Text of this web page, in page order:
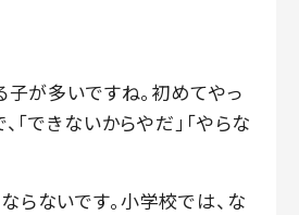
子が多いですね。初めてやっ
できないからやだ」「やらな
ないです。小学校では、な